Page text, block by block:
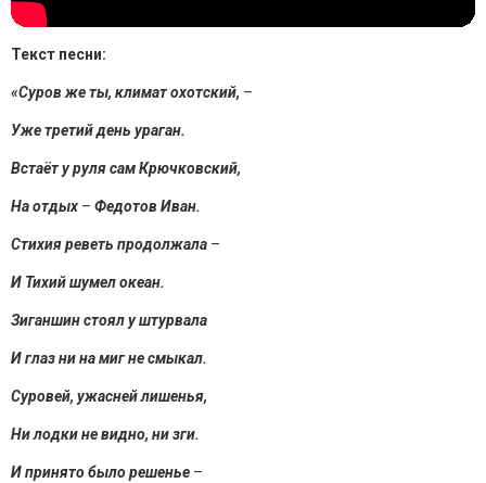
Текст песни:
«Суров же ты, климат охотский, –
Уже третий день ураган.
Встаёт у руля сам Крючковский,
На отдых – Федотов Иван.
Стихия реветь продолжала –
И Тихий шумел океан.
Зиганшин стоял у штурвала
И глаз ни на миг не смыкал.
Суровей, ужасней лишенья,
Ни лодки не видно, ни зги.
И принято было решенье –